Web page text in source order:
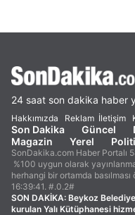
24 saat son dakika haber
Hakkımızda Reklam İletişim
Son Dakika Güncel
Magazin
Yerel
SonDakika.com Haber Portalı
%100 uygun olarak
herhangi bir ortamda
16:39:41. #.0.2#
SON DAKİKA: Beykoz
kurulan Yalı Kütüphanesi